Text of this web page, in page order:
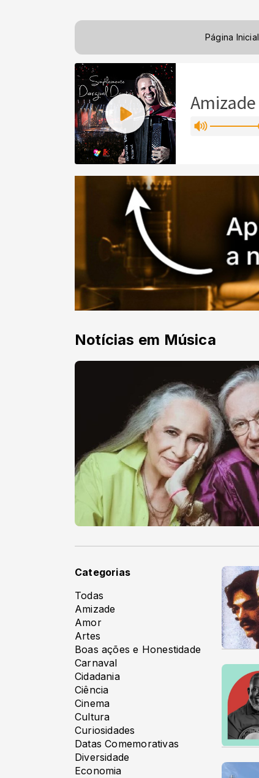
Página Inicial
Notícias em Música
Categorias
Todas
Amizade
Amor
Artes
Boas ações e Honestidade
Carnaval
Cidadania
Ciência
Cinema
Cultura
Curiosidades
Datas Comemorativas
Diversidade
Economia